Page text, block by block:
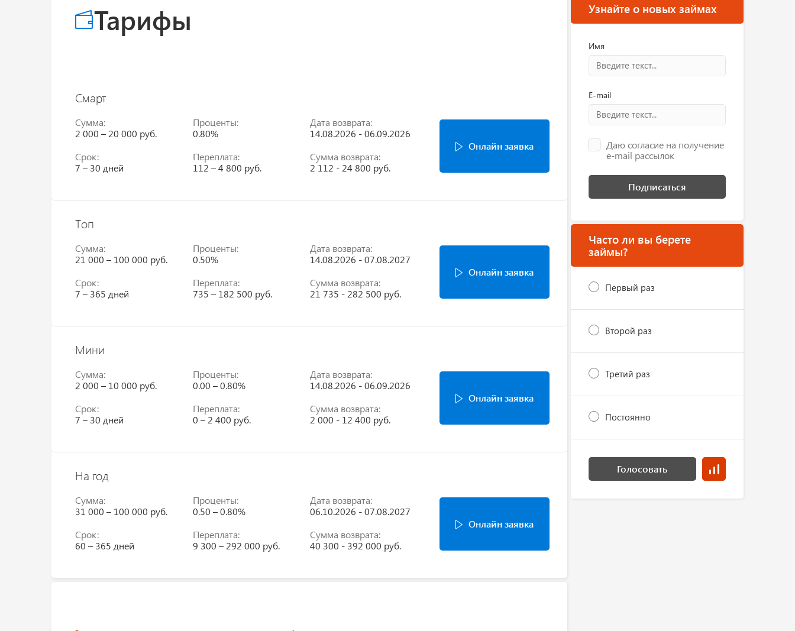
Тарифы
Смарт
Сумма:
2 000 – 20 000 руб.
Проценты:
0.80%
Дата возврата:
14.08.2026 - 06.09.2026
Срок:
7 – 30 дней
Переплата:
112 – 4 800 руб.
Сумма возврата:
2 112 - 24 800 руб.
Онлайн заявка
Топ
Сумма:
21 000 – 100 000 руб.
Проценты:
0.50%
Дата возврата:
14.08.2026 - 07.08.2027
Срок:
7 – 365 дней
Переплата:
735 – 182 500 руб.
Сумма возврата:
21 735 - 282 500 руб.
Онлайн заявка
Мини
Сумма:
2 000 – 10 000 руб.
Проценты:
0.00 – 0.80%
Дата возврата:
14.08.2026 - 06.09.2026
Срок:
7 – 30 дней
Переплата:
0 – 2 400 руб.
Сумма возврата:
2 000 - 12 400 руб.
Онлайн заявка
На год
Сумма:
31 000 – 100 000 руб.
Проценты:
0.50 – 0.80%
Дата возврата:
06.10.2026 - 07.08.2027
Срок:
60 – 365 дней
Переплата:
9 300 – 292 000 руб.
Сумма возврата:
40 300 - 392 000 руб.
Онлайн заявка
Узнайте о новых займах
Имя
E-mail
Даю согласие на получение
e-mail рассылок
Подписаться
Часто ли вы берете
займы?
Первый раз
Второй раз
Третий раз
Постоянно
Голосовать